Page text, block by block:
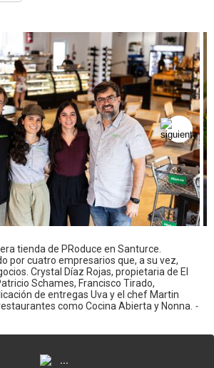
tienda de PRoduce en Santurce.
por cuatro empresarios que, a su vez,
Crystal Díaz Rojas, propietaria de El
Schames, Francisco Tirado,
de entregas Uva y el chef Martin
como Cocina Abierta y Nonna. -
...